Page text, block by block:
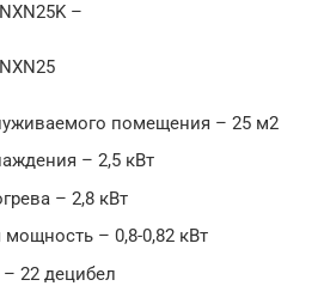
–
помещения – 25 м2
– 2,5 кВт
– 2,8 кВт
– 0,8-0,82 кВт
22 децибел